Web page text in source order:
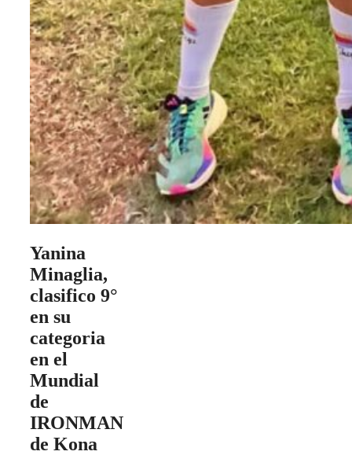
Yanina
Minaglia,
clasifico 9°
en su
categoria
en el
Mundial
de
IRONMAN
de Kona